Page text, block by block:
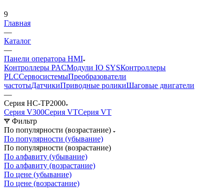
9
Главная
—
Каталог
—
Панели оператора HMI
Контроллеры PACМодули IO SYSКонтроллеры
PLCСервосистемыПреобразователи
частотыДатчикиПриводные роликиШаговые двигатели
—
Серия HC-TP2000
Серия V300Серия VTСерия VT
Фильтр
По популярности (возрастание)
По популярности (убывание)
По популярности (возрастание)
По алфавиту (убывание)
По алфавиту (возрастание)
По цене (убывание)
По цене (возрастание)